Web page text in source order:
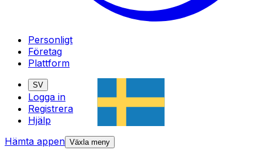
Personligt
Företag
Plattform
SV
Logga in
Registrera
Hjälp
Hämta appen Växla meny